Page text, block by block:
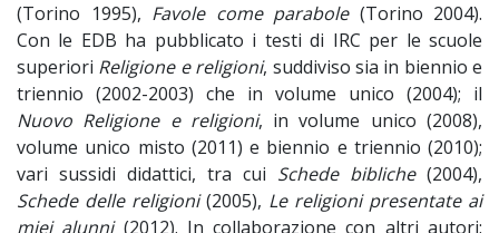
(Torino 1995), Favole come parabole(Torino 2004).
Con le EDB ha pubblicato i testi di IRC per le scuole
superiori Religione e religioni, suddiviso sia in biennio e
triennio (2002-2003) che in volume unico (2004); il
Nuovo Religione e religioni, in volume unico (2008),
volume unico misto (2011) e biennio e triennio (2010);
vari sussidi didattici, tra cui Schede bibliche(2004),
Schede delle re­ligioni(2005), Le religioni presentate ai
miei alunni (2012). In collaborazione con altri autori: